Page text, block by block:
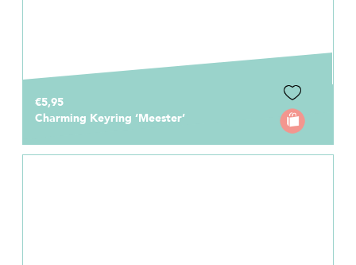
€5,95
Charming Keyring ‘Meester’